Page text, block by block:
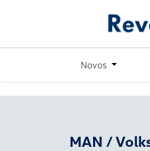
Novos
MAN /